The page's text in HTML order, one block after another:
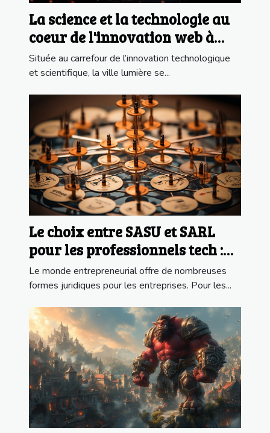
La science et la technologie au
coeur de l'innovation web à
Paris : l'exemple de ID Meneo
Située au carrefour de l’innovation technologique
et scientifique, la ville lumière se...
Le choix entre SASU et SARL
pour les professionnels tech :
une analyse détaillée
Le monde entrepreneurial offre de nombreuses
formes juridiques pour les entreprises. Pour les...